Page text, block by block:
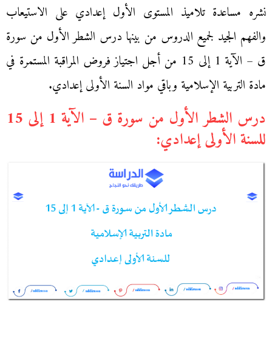
نشره مساعدة تلاميذ المستوى الأول إعدادي على الاستيعاب
والفهم الجيد لجميع الدروس من بينها درس الشطر الأول من سورة
ق – الآية 1 إلى 15 من أجل اجتياز فروض المراقبة المستمرة في
مادة التربية الإسلامية وباقي مواد السنة الأولى إعدادي.
درس الشطر الأول من سورة ق – الآية 1 إلى 15
للسنة الأولى إعدادي: